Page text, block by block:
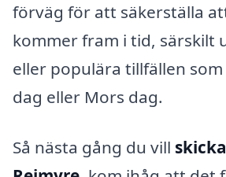
förväg för att säkerställa
kommer fram i tid, särskilt
eller populära tillfällen
dag eller Mors dag.
Så nästa gång du vill